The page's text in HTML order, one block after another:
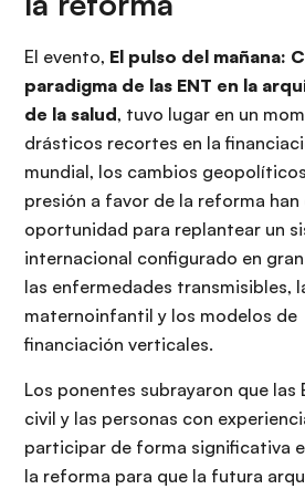
El evento, El pulso del mañana:
paradigma de las ENT en la
de la salud, tuvo lugar en un
drásticos recortes en la
mundial, los cambios
presión a favor de la reforma han
oportunidad para replantear un
internacional configurado en
las enfermedades transmisibles,
maternoinfantil y los modelos de
financiación verticales.
Los ponentes subrayaron que las
civil y las personas con
participar de forma significativa
la reforma para que la futura